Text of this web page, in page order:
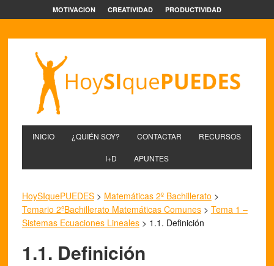
MOTIVACION CREATIVIDAD PRODUCTIVIDAD
INICIO ¿QUIÉN SOY? CONTACTAR RECURSOS
I+D APUNTES
HoySIquePUEDES> Matemáticas 2º Bachillerato >
Temario 2ºBachillerato Matemáticas Comunes> Tema 1 –
Sistemas Ecuaciones Lineales> 1.1. Definición
1.1. Definición